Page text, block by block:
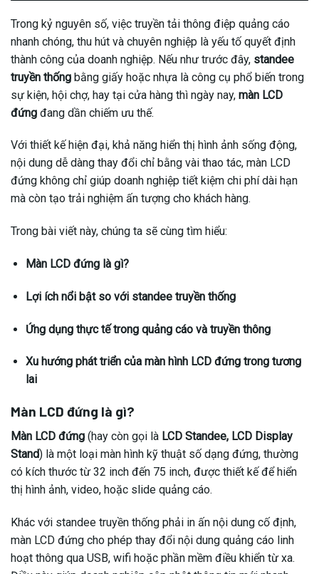
Trong kỷ nguyên số, việc truyền tải thông điệp quảng cáo
nhanh chóng, thu hút và chuyên nghiệp là yếu tố quyết định
thành công của doanh nghiệp. Nếu như trước đây, standee
truyền thống bằng giấy hoặc nhựa là công cụ phổ biến trong
sự kiện, hội chợ, hay tại cửa hàng thì ngày nay, màn LCD
đứng đang dần chiếm ưu thế.
Với thiết kế hiện đại, khả năng hiển thị hình ảnh sống động,
nội dung dễ dàng thay đổi chỉ bằng vài thao tác, màn LCD
đứng không chỉ giúp doanh nghiệp tiết kiệm chi phí dài hạn
mà còn tạo trải nghiệm ấn tượng cho khách hàng.
Trong bài viết này, chúng ta sẽ cùng tìm hiểu:
Màn LCD đứng là gì?
Lợi ích nổi bật so với standee truyền thống
Ứng dụng thực tế trong quảng cáo và truyền thông
Xu hướng phát triển của màn hình LCD đứng trong tương
lai
Màn LCD đứng là gì?
Màn LCD đứng (hay còn gọi là LCD Standee, LCD Display
Stand) là một loại màn hình kỹ thuật số dạng đứng, thường
có kích thước từ 32 inch đến 75 inch, được thiết kế để hiển
thị hình ảnh, video, hoặc slide quảng cáo.
Khác với standee truyền thống phải in ấn nội dung cố định,
màn LCD đứng cho phép thay đổi nội dung quảng cáo linh
hoạt thông qua USB, wifi hoặc phần mềm điều khiển từ xa.